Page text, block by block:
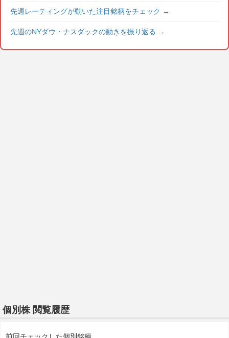
先週レーティングが動いた注目銘柄をチェック →
先週のNYダウ・ナスダックの動きを振り返る →
個別株 閲覧履歴